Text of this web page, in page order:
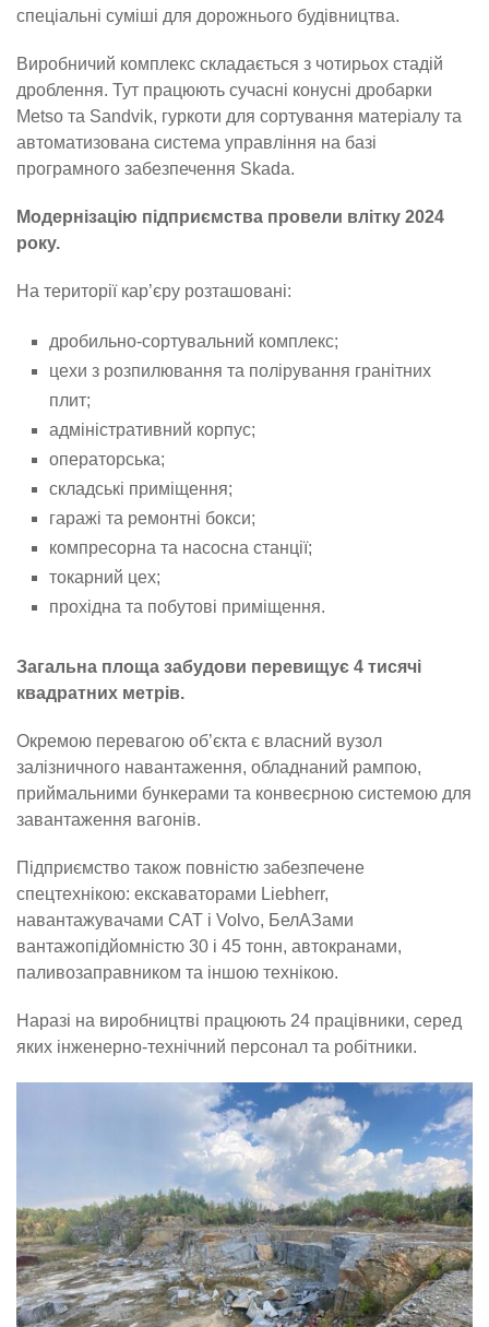
спеціальні суміші для дорожнього будівництва.
Виробничий комплекс складається з чотирьох стадій
дроблення. Тут працюють сучасні конусні дробарки
Metso та Sandvik, гуркоти для сортування матеріалу та
автоматизована система управління на базі
програмного забезпечення Skada.
Модернізацію підприємства провели влітку 2024
року.
На території кар’єру розташовані:
дробильно-сортувальний комплекс;
цехи з розпилювання та полірування гранітних
плит;
адміністративний корпус;
операторська;
складські приміщення;
гаражі та ремонтні бокси;
компресорна та насосна станції;
токарний цех;
прохідна та побутові приміщення.
Загальна площа забудови перевищує 4 тисячі
квадратних метрів.
Окремою перевагою об’єкта є власний вузол
залізничного навантаження, обладнаний рампою,
приймальними бункерами та конвеєрною системою для
завантаження вагонів.
Підприємство також повністю забезпечене
спецтехнікою: екскаваторами Liebherr,
навантажувачами CAT і Volvo, БелАЗами
вантажопідйомністю 30 і 45 тонн, автокранами,
паливозаправником та іншою технікою.
Наразі на виробництві працюють 24 працівники, серед
яких інженерно-технічний персонал та робітники.